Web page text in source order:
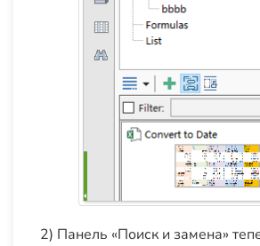
2) Панель «Поиск и замена»